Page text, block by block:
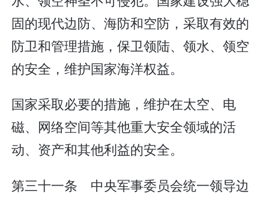
固的现代边防、海防和空防，采取有效的
防卫和管理措施，保卫领陆、领水、领空
的安全，维护国家海洋权益。
国家采取必要的措施，维护在太空、电
磁、网络空间等其他重大安全领域的活
动、资产和其他利益的安全。
第三十一条 中央军事委员会统一领导边